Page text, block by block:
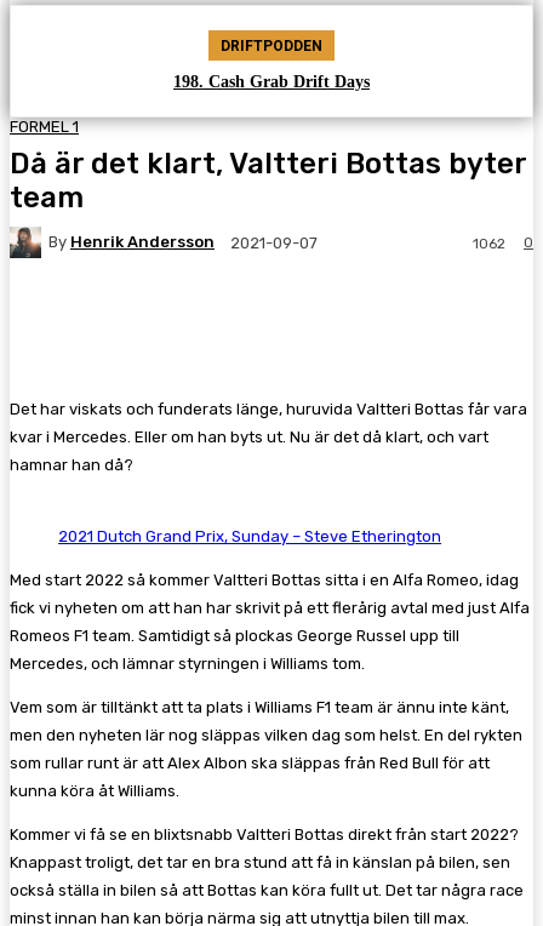
DRIFTPODDEN
198. Cash Grab Drift Days
FORMEL 1
Då är det klart, Valtteri Bottas byter
team
By Henrik Andersson 2021-09-07 0
1062
Det har viskats och funderats länge, huruvida Valtteri Bottas får vara
kvar i Mercedes. Eller om han byts ut. Nu är det då klart, och vart
hamnar han då?
2021 Dutch Grand Prix, Sunday – Steve Etherington
Med start 2022 så kommer Valtteri Bottas sitta i en Alfa Romeo, idag
fick vi nyheten om att han har skrivit på ett flerårig avtal med just Alfa
Romeos F1 team. Samtidigt så plockas George Russel upp till
Mercedes, och lämnar styrningen i Williams tom.
Vem som är tilltänkt att ta plats i Williams F1 team är ännu inte känt,
men den nyheten lär nog släppas vilken dag som helst. En del rykten
som rullar runt är att Alex Albon ska släppas från Red Bull för att
kunna köra åt Williams.
Kommer vi få se en blixtsnabb Valtteri Bottas direkt från start 2022?
Knappast troligt, det tar en bra stund att få in känslan på bilen, sen
också ställa in bilen så att Bottas kan köra fullt ut. Det tar några race
minst innan han kan börja närma sig att utnyttja bilen till max.